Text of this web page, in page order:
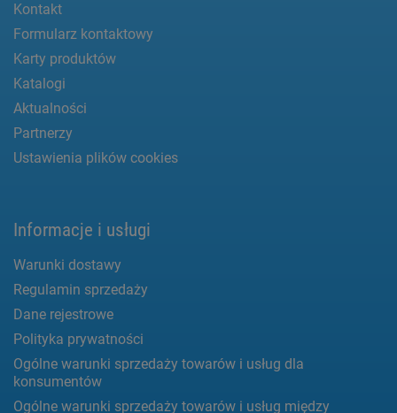
Kontakt
Formularz kontaktowy
Karty produktów
Katalogi
Aktualności
Partnerzy
Ustawienia plików cookies
Informacje i usługi
Warunki dostawy
Regulamin sprzedaży
Dane rejestrowe
Polityka prywatności
Ogólne warunki sprzedaży towarów i usług dla
konsumentów
Ogólne warunki sprzedaży towarów i usług między